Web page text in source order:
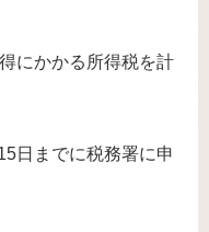
にかかる所得税を計
日までに税務署に申